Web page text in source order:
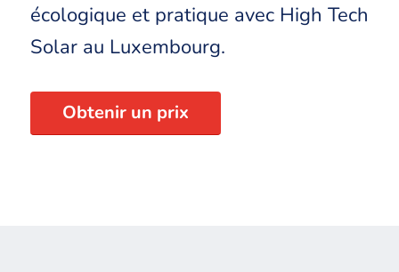
écologique et pratique avec High Tech
Solar au Luxembourg.
Obtenir un prix